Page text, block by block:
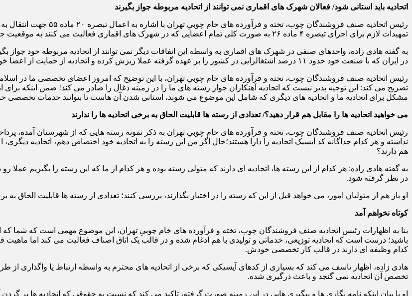
اتحادیه باید استانی شود/ فعالان شهرک های اقماری نمی توانند از اتحادیه مربوطه جواز بگیرند
رئیس اتحادیه صنف فروشندگان
تمهیدات لازم برای اجرای تبصره ۴ ماده ۲۶ به صورت کلی تمام اعضایی که در شهرک های اقماری فعالیت می کنند به موقعیت جغرافیایی خود هدایت می شوند .
در ایران که با صنعت خود حدود ۱۱ درصد اشتغالزایی در کشور را بر عهده گرفته عملا ریزش کرده و اتحادیه از حمایت از اعضا خود مستاصل شود.
رئیس اتحادیه صنف فروشندگان چوب، تخته و فرآورده های خام چوبیِ تهران، با این توضیح که امروز اعضای تخصصی ما در
تصریح می کند: این توجیه پذیر نیست که اتحادیه آهنکاران جواز رسته های ما را در زمینه ذغال را صادر می کند! ضمن اینکه برای
مشکل برای اتحادیه ما و اتحادیه های دیگری که شامل این موضوع می شوند، استانی شدن آن هاست تا بتوانند خدمات تخصصی
می خواهید اتحادیه ها را مقابل هم قرار دهید؟/ تعدادی از رسته ها قابلیت الحاق به برخی اتحادیه ها را ندارند
رئیس اتحادیه صنف فروشندگان چوب، تخته و فرآورده های خام چوبیِ تهران به ذکر نمونه رسته هایی که از شهرستان آمده،
نداشته و هر کدام جداگانه کد آیسیک اتحادیه را دارا هستند؛حال اگر من این رسته را به اتحادیه خود اختصاص دهم، اتحادیه
هم دارند؟
به گفته هادی زاده: هر کدام از این رسته ها، اتحادیه ای دارند که متولی رسته بوده و هر کدام از ما که این رسته را بگیریم
در نظر گرفته شود.
او باز هم از متولیان امور، می خواهد قبل از این که رسته را در اختیار بگذارند، بررسی کنند؛ تعدادی از رسته ها قابلیت الحاق به
کوتاه نخواهم آمد
بنا به اظهارات رئیس اتحادیه صنف فروشندگان چوب، تخته و فرآورده های خام چوبیِ تهران، این موضوع مهمی است که شما که
باشید؛ درست است که اتحادیه توزیعی، خدماتی و تولیدی با هم ادغام شده و در قالب یک اتاق اصناف فعالیت می کند اما ماهیت
کدام وظیفه ای دارند در قالب کار تخصصی خودش.
هادی زاده، اظهار تاسف می کند که بسیاری از کدهای آیسیکی که برخی از اتحادیه های محترم به واسطه ارتباط یا واگذاری
تخصص آن اتحادیه نمی گنجد و باعث درگیری شده.
او با بیان اینکه نامه نگاری ها و پیگیری هایی در این زمینه صورت گرفته، تاکید می کند که نسبت به حقوقی که اتحادیه ها بر